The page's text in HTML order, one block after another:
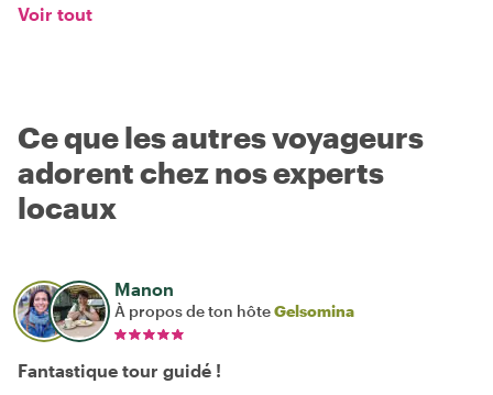
Voir tout
Ce que les autres voyageurs
adorent chez nos experts
locaux
Manon
À propos de ton hôteGelsomina
Fantastique tour guidé !